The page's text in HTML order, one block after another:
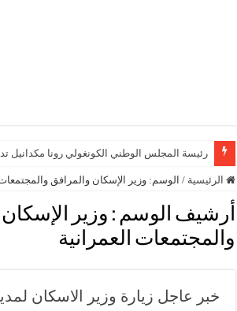
رئيسة المجلس الوطني الكونغولي رونا مكدانيل تدعو
الرئيسية / الوسم:وزير الإسكان والمرافق والمجتمعات
أرشيف الوسم : وزير
والمجتمعات العمرانية
خبر عاجل زيارة وزير الاسكان